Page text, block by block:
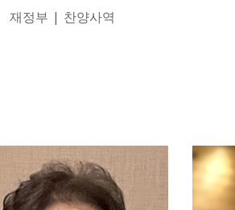
재정부 | 찬양사역